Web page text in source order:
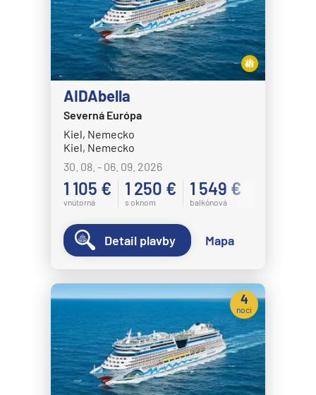
AIDAbella
Severná Európa
Kiel, Nemecko
Kiel, Nemecko
30. 08. - 06. 09. 2026
1 105 €
vnútorná
1 250 €
s oknom
1 549 €
balkónová
Detail plavby Mapa
4
noci